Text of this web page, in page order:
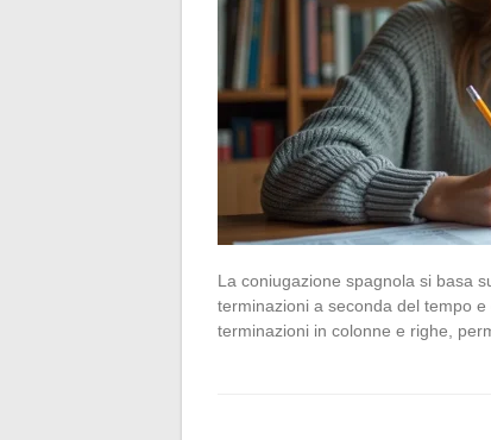
La coniugazione spagnola si basa
terminazioni a seconda del tempo
terminazioni in colonne e righe,